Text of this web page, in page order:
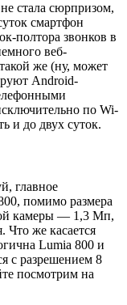
стала сюрпризом,
смартфон
полтора звонков в
веб-
же (ну, может
Android-
по Wi-
и до двух суток.
главное
помимо размера
камеры — 1,3 Мп,
Что же касается
Lumia 800 и
с разрешением 8
посмотрим на